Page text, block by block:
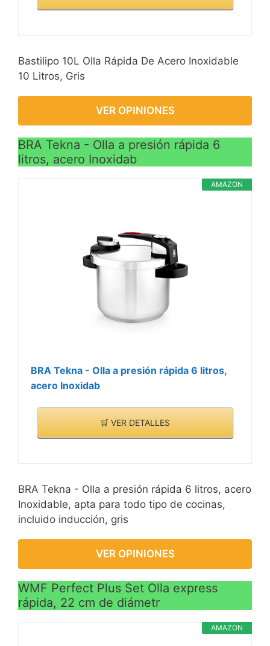
Bastilipo 10L Olla Rápida De Acero Inoxidable
10 Litros, Gris
VER OPINIONES
BRA Tekna - Olla a presión rápida 6
litros, acero Inoxidab
AMAZON
BRA Tekna - Olla a presión rápida 6 litros,
acero Inoxidab
🛒 VER DETALLES
BRA Tekna - Olla a presión rápida 6 litros, acero
Inoxidable, apta para todo tipo de cocinas,
incluido inducción, gris
VER OPINIONES
WMF Perfect Plus Set Olla express
rápida, 22 cm de diámetr
AMAZON